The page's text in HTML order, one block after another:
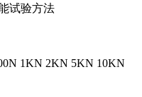
试验方法
1KN 2KN 5KN 10KN